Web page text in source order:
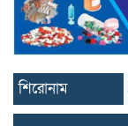
শিরোনাম